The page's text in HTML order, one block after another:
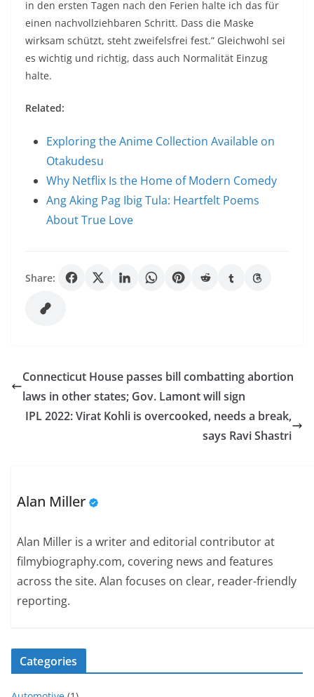
in den ersten Tagen nach den Ferien halte ich das für
einen nachvollziehbaren Schritt. Dass die Maske
wirksam schützt, steht zweifelsfrei fest.” Gleichwohl sei
es wichtig und richtig, dass auch Normalität Einzug
halte.
Related:
Exploring the Anime Collection Available on
Otakudesu
Why Netflix Is the Home of Modern Comedy
Ang Aking Pag Ibig Tula: Heartfelt Poems
About True Love
Share:
Connecticut House passes bill combatting abortion
laws in other states; Gov. Lamont will sign
IPL 2022: Virat Kohli is overcooked, needs a break,
says Ravi Shastri
Alan Miller
Alan Miller is a writer and editorial contributor at
filmybiography.com, covering news and features
across the site. Alan focuses on clear, reader-friendly
reporting.
Categories